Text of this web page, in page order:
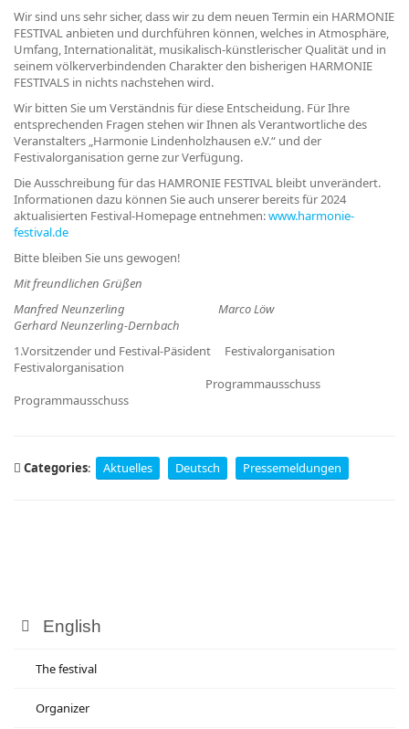
Wir sind uns sehr sicher, dass wir zu dem neuen Termin ein HARMONIE
FESTIVAL anbieten und durchführen können, welches in Atmosphäre,
Umfang, Internationalität, musikalisch-künstlerischer Qualität und in
seinem völkerverbindenden Charakter den bisherigen HARMONIE
FESTIVALS in nichts nachstehen wird.
Wir bitten Sie um Verständnis für diese Entscheidung. Für Ihre
entsprechenden Fragen stehen wir Ihnen als Verantwortliche des
Veranstalters „Harmonie Lindenholzhausen e.V.“ und der
Festivalorganisation gerne zur Verfügung.
Die Ausschreibung für das HAMRONIE FESTIVAL bleibt unverändert.
Informationen dazu können Sie auch unserer bereits für 2024
aktualisierten Festival-Homepage entnehmen:www.harmonie-
festival.de
Bitte bleiben Sie uns gewogen!
Mit freundlichen Grüßen
Manfred Neunzerling Marco Löw
Gerhard Neunzerling-Dernbach
1.Vorsitzender und Festival-Päsident Festivalorganisation
Festivalorganisation
Programmausschuss
Programmausschuss
Categories: Aktuelles Deutsch Pressemeldungen
English
The festival
Organizer